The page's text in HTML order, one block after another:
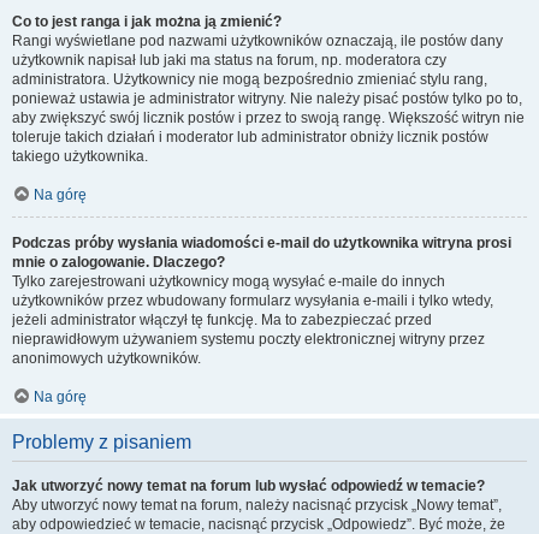
Co to jest ranga i jak można ją zmienić?
Rangi wyświetlane pod nazwami użytkowników oznaczają, ile postów dany
użytkownik napisał lub jaki ma status na forum, np. moderatora czy
administratora. Użytkownicy nie mogą bezpośrednio zmieniać stylu rang,
ponieważ ustawia je administrator witryny. Nie należy pisać postów tylko po to,
aby zwiększyć swój licznik postów i przez to swoją rangę. Większość witryn nie
toleruje takich działań i moderator lub administrator obniży licznik postów
takiego użytkownika.
Na górę
Podczas próby wysłania wiadomości e-mail do użytkownika witryna prosi
mnie o zalogowanie. Dlaczego?
Tylko zarejestrowani użytkownicy mogą wysyłać e-maile do innych
użytkowników przez wbudowany formularz wysyłania e-maili i tylko wtedy,
jeżeli administrator włączył tę funkcję. Ma to zabezpieczać przed
nieprawidłowym używaniem systemu poczty elektronicznej witryny przez
anonimowych użytkowników.
Na górę
Problemy z pisaniem
Jak utworzyć nowy temat na forum lub wysłać odpowiedź w temacie?
Aby utworzyć nowy temat na forum, należy nacisnąć przycisk „Nowy temat”,
aby odpowiedzieć w temacie, nacisnąć przycisk „Odpowiedz”. Być może, że